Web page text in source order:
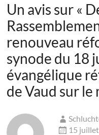
Un avis sur «
renouveau
synode du 18
évangélique
de Vaud sur
15